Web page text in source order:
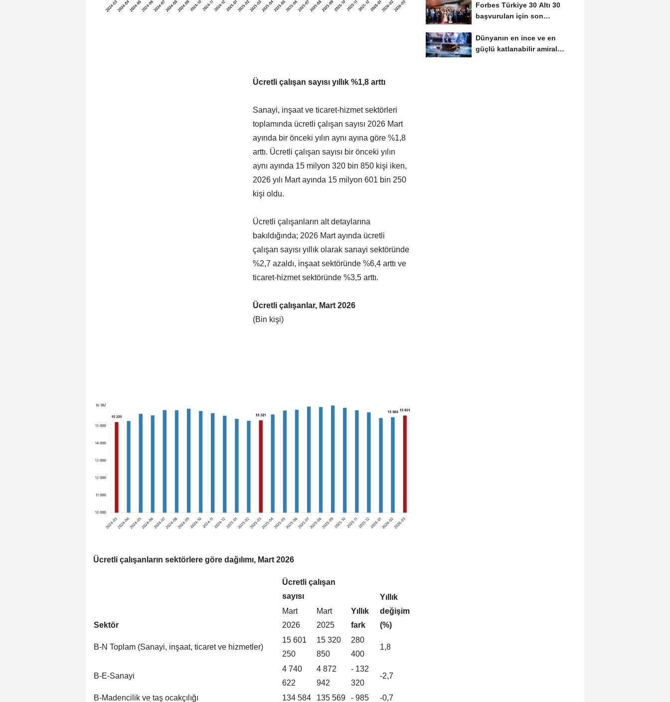
Ücretli çalışan sayısı yıllık %1,8 arttı
Sanayi, inşaat ve ticaret-hizmet sektörleri
toplamında ücretli çalışan sayısı 2026 Mart
ayında bir önceki yılın aynı ayına göre %1,8
arttı. Ücretli çalışan sayısı bir önceki yılın
aynı ayında 15 milyon 320 bin 850 kişi iken,
2026 yılı Mart ayında 15 milyon 601 bin 250
kişi oldu.
Ücretli çalışanların alt detaylarına
bakıldığında; 2026 Mart ayında ücretli
çalışan sayısı yıllık olarak sanayi sektöründe
%2,7 azaldı, inşaat sektöründe %6,4 arttı ve
ticaret-hizmet sektöründe %3,5 arttı.
Ücretli çalışanlar, Mart 2026
(Bin kişi)
Ücretli çalışanların sektörlere göre dağılımı, Mart 2026
Sektör
Ücretli çalışan
sayısı
Yıllık
fark
Yıllık
değişim
(%)
Mart
2026
Mart
2025
B-N Toplam (Sanayi, inşaat, ticaret ve hizmetler)
15 601
250
15 320
850
280
400
1,8
B-E-Sanayi
4 740
622
4 872
942
- 132
320
-2,7
B-Madencilik ve taş ocakçılığı 134 584 135 569 - 985 -0,7
Forbes Türkiye 30 Altı 30
başvuruları için son
Dünyanın en ince ve en
güçlü katlanabilir amiral